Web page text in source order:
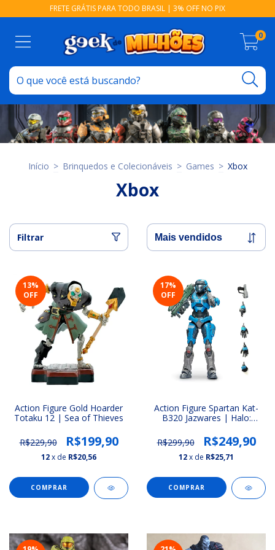
FRETE GRÁTIS PARA TODO BRASIL | 3% OFF NO PIX
0
Início > Brinquedos e Colecionáveis > Games > Xbox
Xbox
Filtrar
13%
OFF
Action Figure Gold Hoarder
Totaku 12 | Sea of Thieves
R$229,90 R$199,90
12x de R$20,56
COMPRAR
17%
OFF
Action Figure Spartan Kat-
B320 Jazwares | Halo:
Collection)
R$299,90 R$249,90
12x de R$25,71
COMPRAR